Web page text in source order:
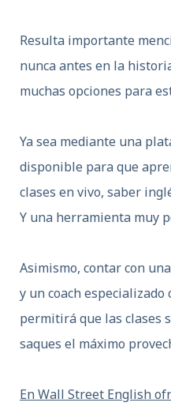
Resulta importante
nunca antes en la
muchas opciones para
Ya sea mediante una
disponible para que
clases en vivo, saber
Y una herramienta muy
Asimismo, contar con
y un coach
permitirá que las clases
saques el máximo
En Wall Street English